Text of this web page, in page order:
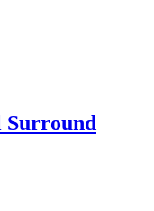
Surround